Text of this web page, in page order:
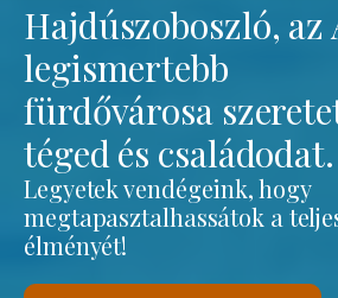
Hajdúszoboszló, az
legismertebb
fürdővárosa
téged és családodat.
Legyetek vendégeink, hogy
megtapasztalhassátok a
élményét!